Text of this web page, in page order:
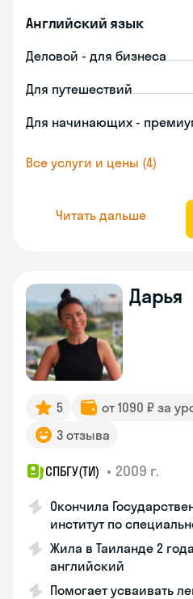
Английский язык
Деловой - для бизнеса
Для путешествий
Для начинающих -
Все услуги и цены (4)
Читать дальше
Дарья
5 от 1090 ₽ за
3 отзыва
СПБГУ(ТИ) • 2009 г.
Окончила
институт по
Жила в Таиланде 2
английский
Помогает усваивать